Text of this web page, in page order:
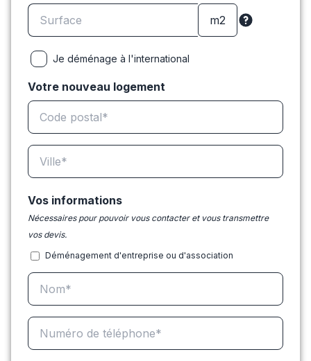
Je déménage à l'international
Votre nouveau logement
Vos informations
Nécessaires pour pouvoir vous contacter et vous transmettre
vos devis.
Déménagement d'entreprise ou d'association